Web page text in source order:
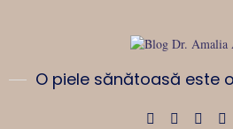
O piele sănătoasă este